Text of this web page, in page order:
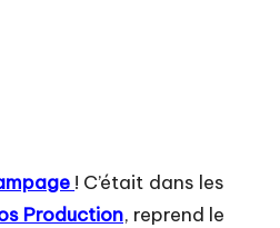
! C’était dans les
Production, reprend le